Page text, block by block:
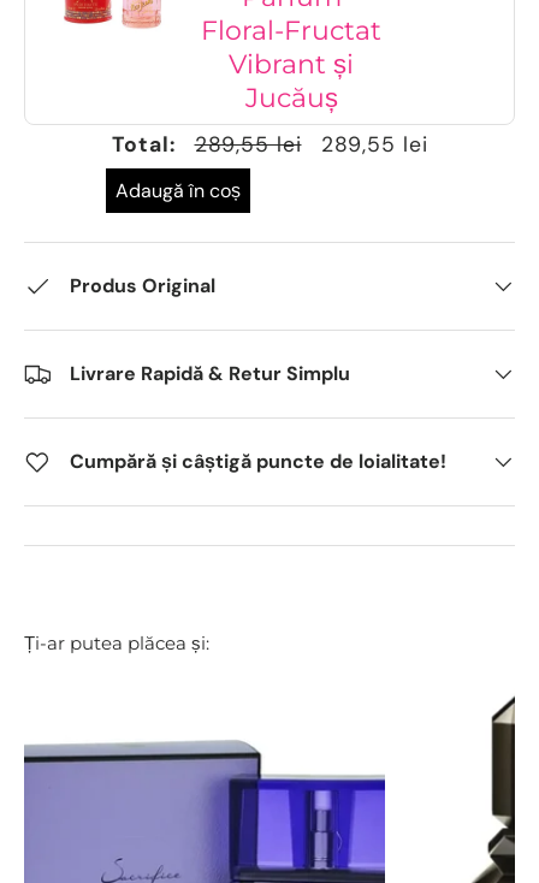
Floral-Fructat
Vibrant și
Jucăuș
Total: 289,55 lei 289,55 lei
Adaugă în coș
Produs Original
Livrare Rapidă & Retur Simplu
Cumpără și câștigă puncte de loialitate!
Ți-ar putea plăcea și: